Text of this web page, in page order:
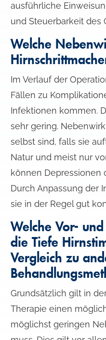
ausführliche
und Steuerbarkeit des
Welche
Im Verlauf der
Fällen zu
Infektionen kommen.
sehr gering.
selbst sind, falls sie
Natur und meist nur
können Depressionen
Durch Anpassung der
sie in der Regel gut
Welche Vor-
die Tiefe
Vergleich zu
Grundsätzlich gilt in
Therapie einen
möglichst geringen